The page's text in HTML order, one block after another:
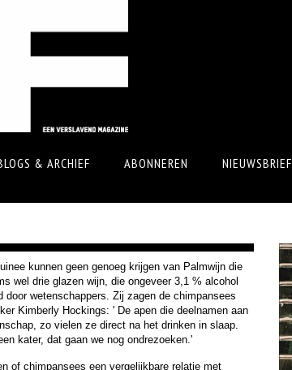
& ARCHIEF ABONNEREN NIEUWSBRIEF
kunnen geen genoeg krijgen van Palmwijn die
wel drie glazen wijn, die ongeveer 3,1 % alcohol
wetenschappers. Zij zagen de chimpansees
Kimberly Hockings: ' De apen die deelnamen aan
zo vielen ze direct na het drinken in slaap.
kater, dat gaan we nog ondrezoeken.'
of chimpansees een vergelijkbare relatie met